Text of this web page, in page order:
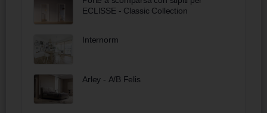
ECLISSE - Classic Collection
Internorm
Arley - A/B Felis